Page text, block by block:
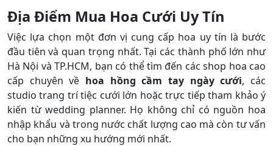
Địa Điểm Mua Hoa Cưới Uy Tín
Việc lựa chọn một đơn vị cung cấp hoa uy tín là bước
đầu tiên và quan trọng nhất. Tại các thành phố lớn như
Hà Nội và TP.HCM, bạn có thể tìm đến các shop hoa cao
cấp chuyên về hoa hồng cầm tay ngày cưới, các
studio trang trí tiệc cưới lớn hoặc trực tiếp tham khảo ý
kiến từ wedding planner. Họ không chỉ có nguồn hoa
nhập khẩu và trong nước chất lượng cao mà còn tư vấn
cho bạn những xu hướng mới nhất.